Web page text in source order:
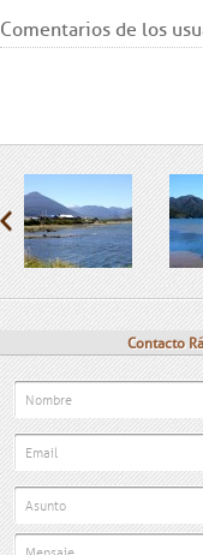
Comentarios de los
Contacto